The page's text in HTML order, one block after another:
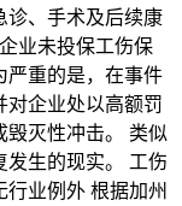
诊、手术及后续康
业未投保工伤保
严重的是，在事件
对企业处以高额罚
毁灭性冲击。 类似
发生的现实。 工伤
业例外 根据加州